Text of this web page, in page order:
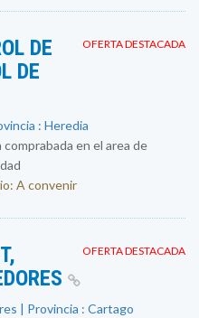
OFERTA DESTACADA
DE
DE
: Heredia
en el area de
A convenir
OFERTA DESTACADA
| Provincia : Cartago